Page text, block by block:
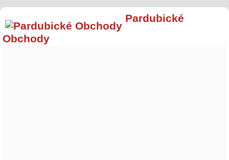
Pardubické
Obchody